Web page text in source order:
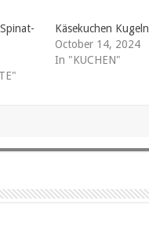
Käsekuchen Kugeln
October 14, 2024
In "KUCHEN"